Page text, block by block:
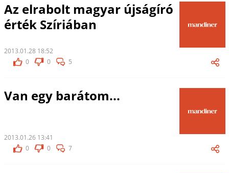
Az elrabolt magyar újságíró
érték Szíriában
2013.01.28 18:52
0
0 5
Van egy barátom...
2013.01.26 13:41
0
0 7